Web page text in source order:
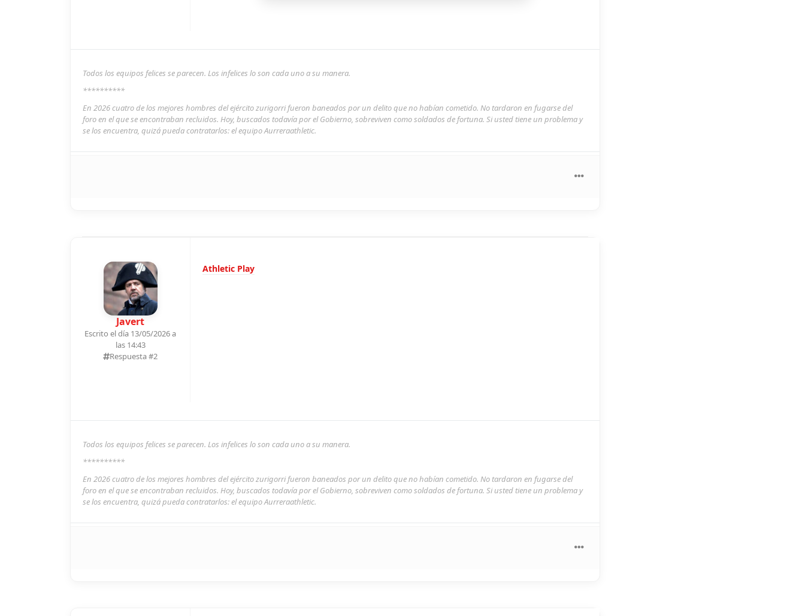
Todos los equipos felices se parecen. Los infelices lo son cada uno a su manera.
**********
En 2026 cuatro de los mejores hombres del ejército zurigorri fueron baneados por un delito que no habían cometido. No tardaron en fugarse del
foro en el que se encontraban recluidos. Hoy, buscados todavía por el Gobierno, sobreviven como soldados de fortuna. Si usted tiene un problema y
se los encuentra, quizá pueda contratarlos: el equipo Aurreraathletic.
Javert
Escrito el día 13/05/2026 a
las 14:43
Respuesta #2
Athletic Play
Todos los equipos felices se parecen. Los infelices lo son cada uno a su manera.
**********
En 2026 cuatro de los mejores hombres del ejército zurigorri fueron baneados por un delito que no habían cometido. No tardaron en fugarse del
foro en el que se encontraban recluidos. Hoy, buscados todavía por el Gobierno, sobreviven como soldados de fortuna. Si usted tiene un problema y
se los encuentra, quizá pueda contratarlos: el equipo Aurreraathletic.